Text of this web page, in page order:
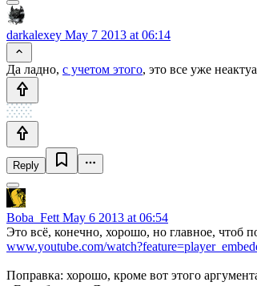
darkalexey May 7 2013 at 06:14
Да ладно, с учетом этого, это все уже
Reply
Boba_Fett May 6 2013 at 06:54
Это всё, конечно, хорошо, но главное, чтоб
www.youtube.com/
Поправка: хорошо, кроме вот этого